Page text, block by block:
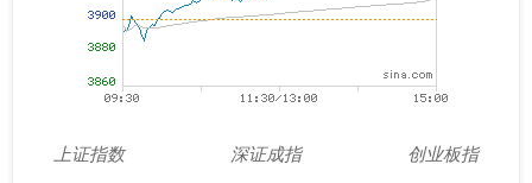
上证指数
深证成指
创业板指